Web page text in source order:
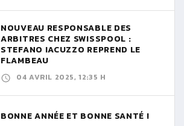
NOUVEAU RESPONSABLE DES
ARBITRES CHEZ SWISSPOOL :
STEFANO IACUZZO REPREND LE
FLAMBEAU
04 AVRIL 2025, 12:35 H
BONNE ANNÉE ET BONNE SANTÉ !